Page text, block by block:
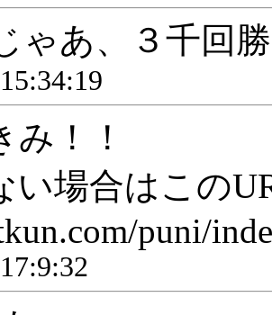
ゃあ、３千回
み！！
い場合はこの
puni/